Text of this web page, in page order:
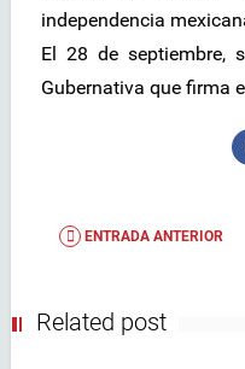
independencia
El 28 de septiembre,
Gubernativa que firma
ENTRADA ANTERIOR
Related post